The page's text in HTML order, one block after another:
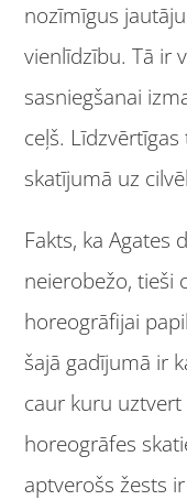
nozīmīgus
vienlīdzību. Tā ir
sasniegšanai
ceļš.
skatījumā uz
Fakts, ka Agates
neierobežo, tieši
horeogrāfijai
šajā gadījumā ir
caur kuru
horeogrāfes
aptverošs žests